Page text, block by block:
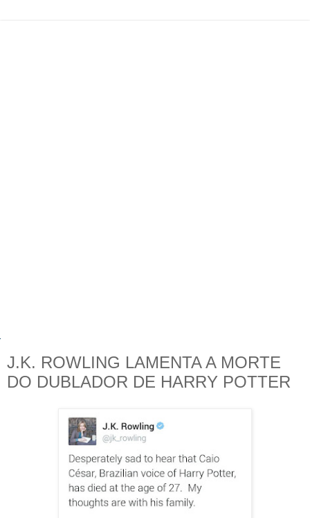
J.K. ROWLING LAMENTA A MORTE
DO DUBLADOR DE HARRY POTTER